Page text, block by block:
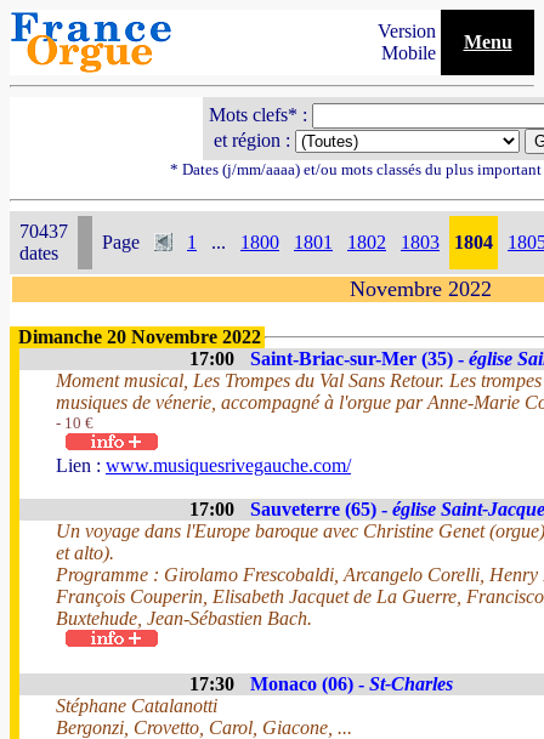
Version
Mobile
Menu
Mots clefs* :
et région :
* Dates (j/mm/aaaa) et/ou mots classés du plus
70437
dates
Page 1 ... 1800 1801 1802 1803 1804
Novembre 2022
Dimanche 20 Novembre 2022
17:00
Saint-Briac-sur-Mer (35) - église
Moment musical, Les Trompes du Val Sans Retour. Les
musiques de vénerie, accompagné à l'orgue par Anne-Marie
- 10 €
Lien : www.musiquesrivegauche.com/
17:00 Sauveterre (65) - église Saint-
Un voyage dans l'Europe baroque avec Christine Genet
et alto).
Programme : Girolamo Frescobaldi, Arcangelo Corelli, Henry
François Couperin, Elisabeth Jacquet de La Guerre,
Buxtehude, Jean-Sébastien Bach.
17:30 Monaco (06) - St-Charles
Stéphane Catalanotti
Bergonzi, Crovetto, Carol, Giacone, ...